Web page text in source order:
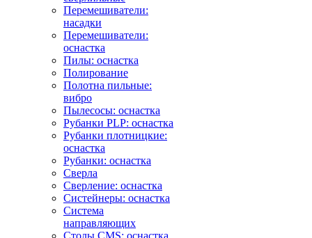
Перемешиватели:
насадки
Перемешиватели:
оснастка
Пилы: оснастка
Полирование
Полотна пильные:
вибро
Пылесосы: оснастка
Рубанки PLP: оснастка
Рубанки плотницкие:
оснастка
Рубанки: оснастка
Сверла
Сверление: оснастка
Систейнеры: оснастка
Система
направляющих
Столы CMS: оснастка